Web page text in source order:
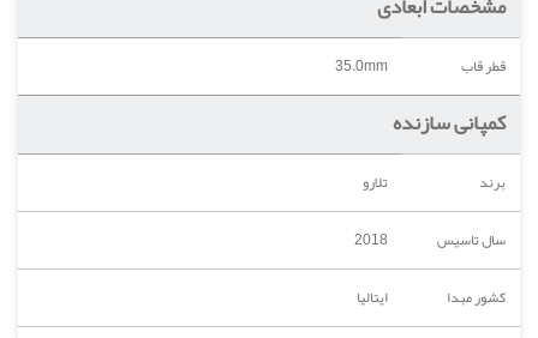
قطر قاب 35.0mm
کمپانی سازنده
برند
تلارو
سال تاسیس
2018
کشور مبدا
ایتالیا